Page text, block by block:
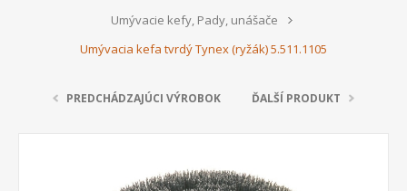
Umývacie kefy, Pady, unášače
Umývacia kefa tvrdý Tynex (ryžák) 5.511.1105
PREDCHÁDZAJÚCI VÝROBOK ĎALŠÍ PRODUKT